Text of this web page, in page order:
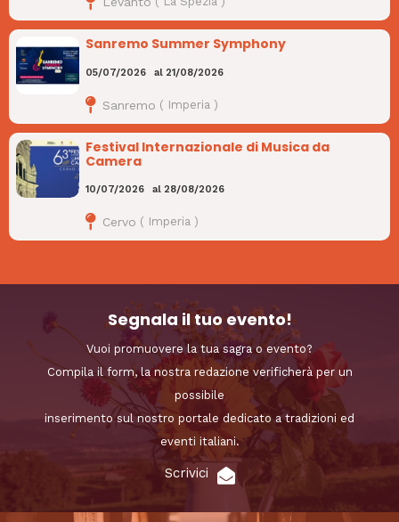
Sanremo Summer Symphony
05/07/2026 al 21/08/2026
Sanremo ( Imperia )
Festival Internazionale di Musica da
Camera
10/07/2026 al 28/08/2026
Cervo ( Imperia)
Segnala il tuo evento!
Vuoi promuovere la tua sagra o evento?
Compila il form, la nostra redazione verificherà per un
possibile
inserimento sul nostro portale dedicato a tradizioni ed
eventi italiani.
Scrivici